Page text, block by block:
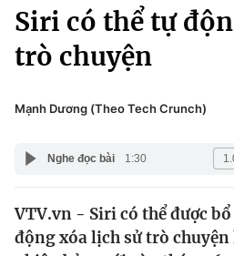
Chính trị
Thế giới
Thể thao
Truyền hình
Văn hóa - Giải trí
Đời sống
Giáo dục
Siri có thể tự
trò chuyện
Mạnh Dương (Theo Tech Crunch)
Nghe đọc bài 1:30
VTV.vn - Siri có thể được
động xóa lịch sử trò